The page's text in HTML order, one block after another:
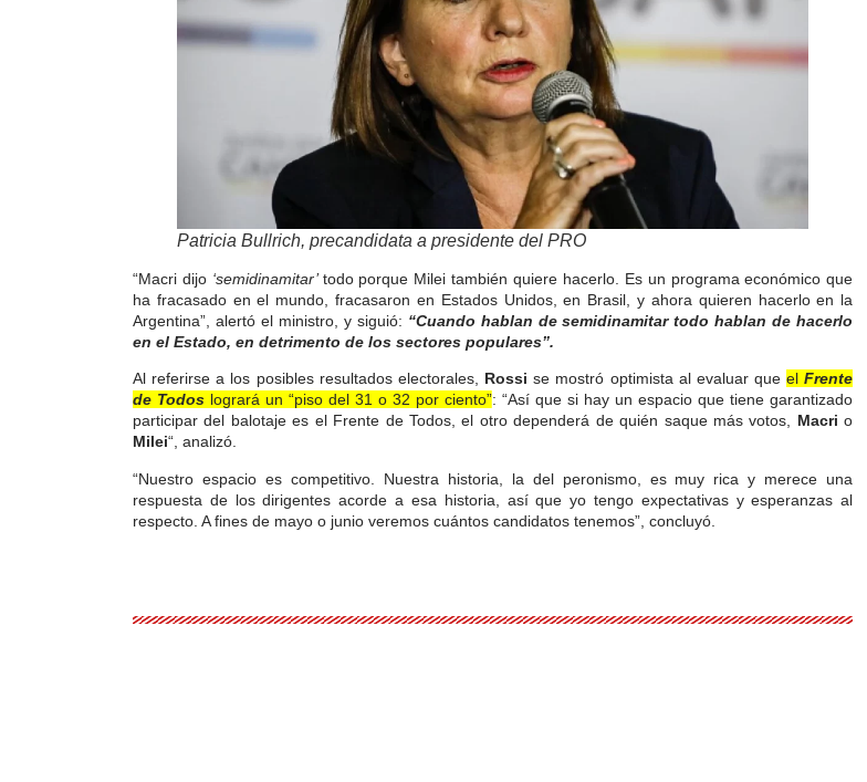
Patricia Bullrich, precandidata a presidente del PRO
“Macri dijo‘semidinamitar’todo porque Milei también quiere hacerlo. Es un programa económico que
ha fracasado en el mundo, fracasaron en Estados Unidos, en Brasil, y ahora quieren hacerlo en la
Argentina”, alertó el ministro, y siguió: “Cuando hablan de semidinamitar todo hablan de hacerlo
en el Estado, en detrimento de los sectores populares”.
Al referirse a los posibles resultados electorales, Rossise mostró optimista al evaluar queelFrente
de Todos logrará un “piso del 31 o 32 por ciento”: “Así que si hay un espacio que tiene garantizado
participar del balotaje es el Frente de Todos, el otro dependerá de quién saque más votos, Macri o
Milei“, analizó.
“Nuestro espacio es competitivo. Nuestra historia, la del peronismo, es muy rica y merece una
respuesta de los dirigentes acorde a esa historia, así que yo tengo expectativas y esperanzas al
respecto. A fines de mayo o junio veremos cuántos candidatos tenemos”, concluyó.